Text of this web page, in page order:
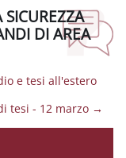
DI AREA
e tesi all'estero
tesi - 12 marzo →